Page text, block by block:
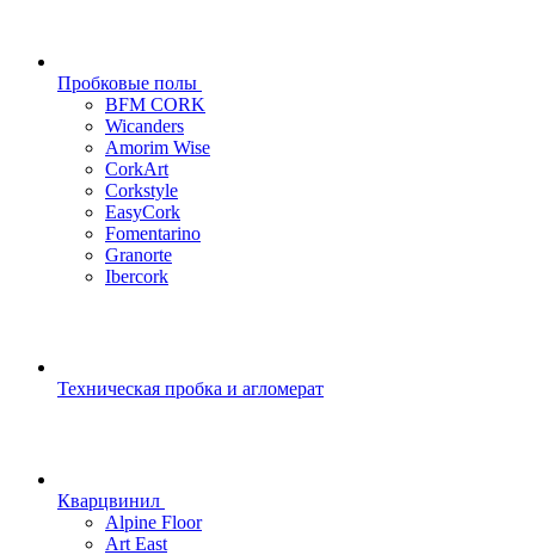
Пробковые полы
BFM CORK
Wicanders
Amorim Wise
CorkArt
Corkstyle
EasyCork
Fomentarino
Granorte
Ibercork
Техническая пробка и агломерат
Кварцвинил
Alpine Floor
Art East